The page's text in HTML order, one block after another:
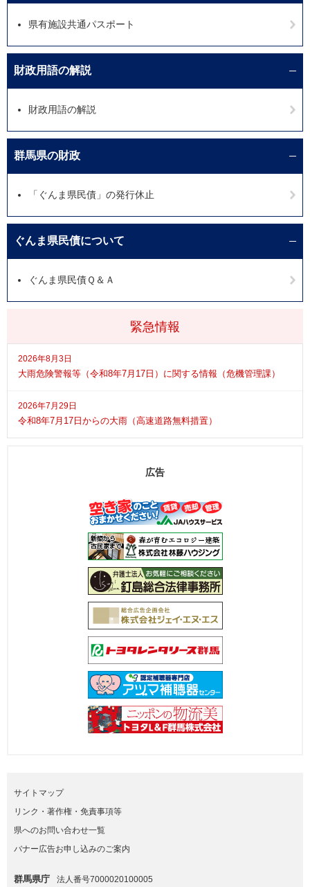
緊急情報
2026年8月3日
大雨危険警報等（令和8年7月17日）に関する情報（危機管理課）
2026年7月29日
令和8年7月17日からの大雨（高速道路無料措置）
県有施設共通パスポート
財政用語の解説
財政用語の解説
群馬県の財政
「ぐんま県民債」の発行休止
ぐんま県民債について
ぐんま県民債Ｑ＆Ａ
広告
サイトマップ
リンク・著作権・免責事項等
県へのお問い合わせ一覧
バナー広告お申し込みのご案内
群馬県庁 法人番号7000020100005